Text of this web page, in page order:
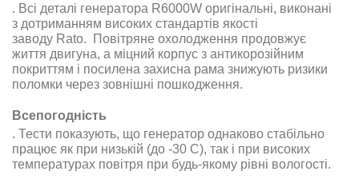
. Всі деталі генератора R6000W оригінальні, виконані
з дотриманням високих стандартів якості
заводу Rato.
Повітряне охолодження продовжує
життя двигуна, а міцний корпус з антикорозійним
покриттям і посилена захисна рама знижують ризики
поломки через зовнішні пошкодження.
Всепогодність
. Тести показують, що генератор однаково стабільно
працює як при низькій (до -30 С), так і при високих
температурах повітря при будь-якому рівні вологості.